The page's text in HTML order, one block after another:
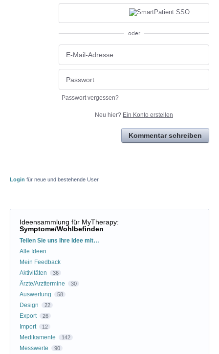
oder
Passwort vergessen?
Neu hier? Ein Konto erstellen
Kommentar schreiben
Login für neue und bestehende User
Ideensammlung für MyTherapy:
Symptome/Wohlbefinden
Kategorien
Teilen Sie uns Ihre Idee mit…
Alle Ideen
Mein Feedback
Aktivitäten
36
Ärzte/Arzttermine 30
Auswertung 58
Design 22
Export 26
Import 12
Medikamente 142
Messwerte 90